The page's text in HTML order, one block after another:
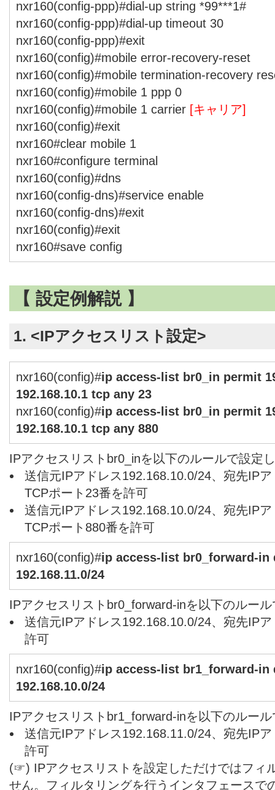
nxr160(config-ppp)#dial-up string *99***1#
nxr160(config-ppp)#dial-up timeout 30
nxr160(config-ppp)#exit
nxr160(config)#mobile error-recovery-reset
nxr160(config)#mobile termination-recovery
nxr160(config)#mobile 1 ppp 0
nxr160(config)#mobile 1 carrier [キャリア]
nxr160(config)#exit
nxr160#clear mobile 1
nxr160#configure terminal
nxr160(config)#dns
nxr160(config-dns)#service enable
nxr160(config-dns)#exit
nxr160(config)#exit
nxr160#save config
【 設定例解説 】
1. <IPアクセスリスト設定>
nxr160(config)#ip access-list br0_in permit
192.168.10.1 tcp any 23
nxr160(config)#ip access-list br0_in permit
192.168.10.1 tcp any 880
IPアクセスリストbr0_inを以下のルールで設定
送信元IPアドレス192.168.10.0/24、宛先IP
TCPポート23番を許可
送信元IPアドレス192.168.10.0/24、宛先IP
TCPポート880番を許可
nxr160(config)#ip access-list br0_forward-in
192.168.11.0/24
IPアクセスリストbr0_forward-inを以下のルー
送信元IPアドレス192.168.10.0/24、宛先IP
許可
nxr160(config)#ip access-list br1_forward-in
192.168.10.0/24
IPアクセスリストbr1_forward-inを以下のルー
送信元IPアドレス192.168.11.0/24、宛先IP
許可
(☞) IPアクセスリストを設定しただけではフィ
せん。フィルタリングを行うインタフェースで